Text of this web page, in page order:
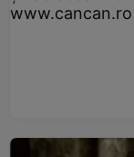
www.cancan.ro